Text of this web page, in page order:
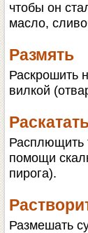
чтобы он
масло,
Размять
Раскрошить
вилкой
Расплющить
помощи
пирога).
Размешать